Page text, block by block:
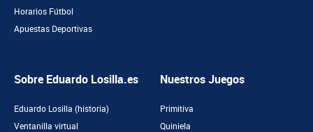
Horarios Fútbol
Apuestas Deportivas
Sobre Eduardo Losilla.es
Eduardo Losilla (historia)
Ventanilla virtual
Nuestros Juegos
Primitiva
Quiniela